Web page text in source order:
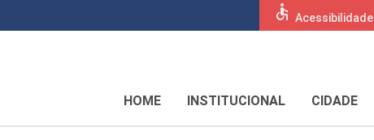
accessible Acessibilidade
HOME INSTITUCIONAL CIDADE